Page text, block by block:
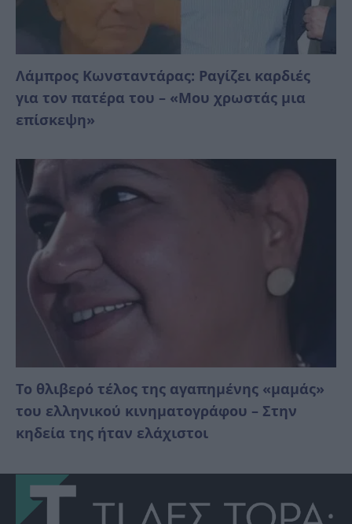
Λάμπρος Κωνσταντάρας: Ραγίζει καρδιές
για τον πατέρα του – «Μου χρωστάς μια
επίσκεψη»
Το θλιβερό τέλος της αγαπημένης «μαμάς»
του ελληνικού κινηματογράφου – Στην
κηδεία της ήταν ελάχιστοι